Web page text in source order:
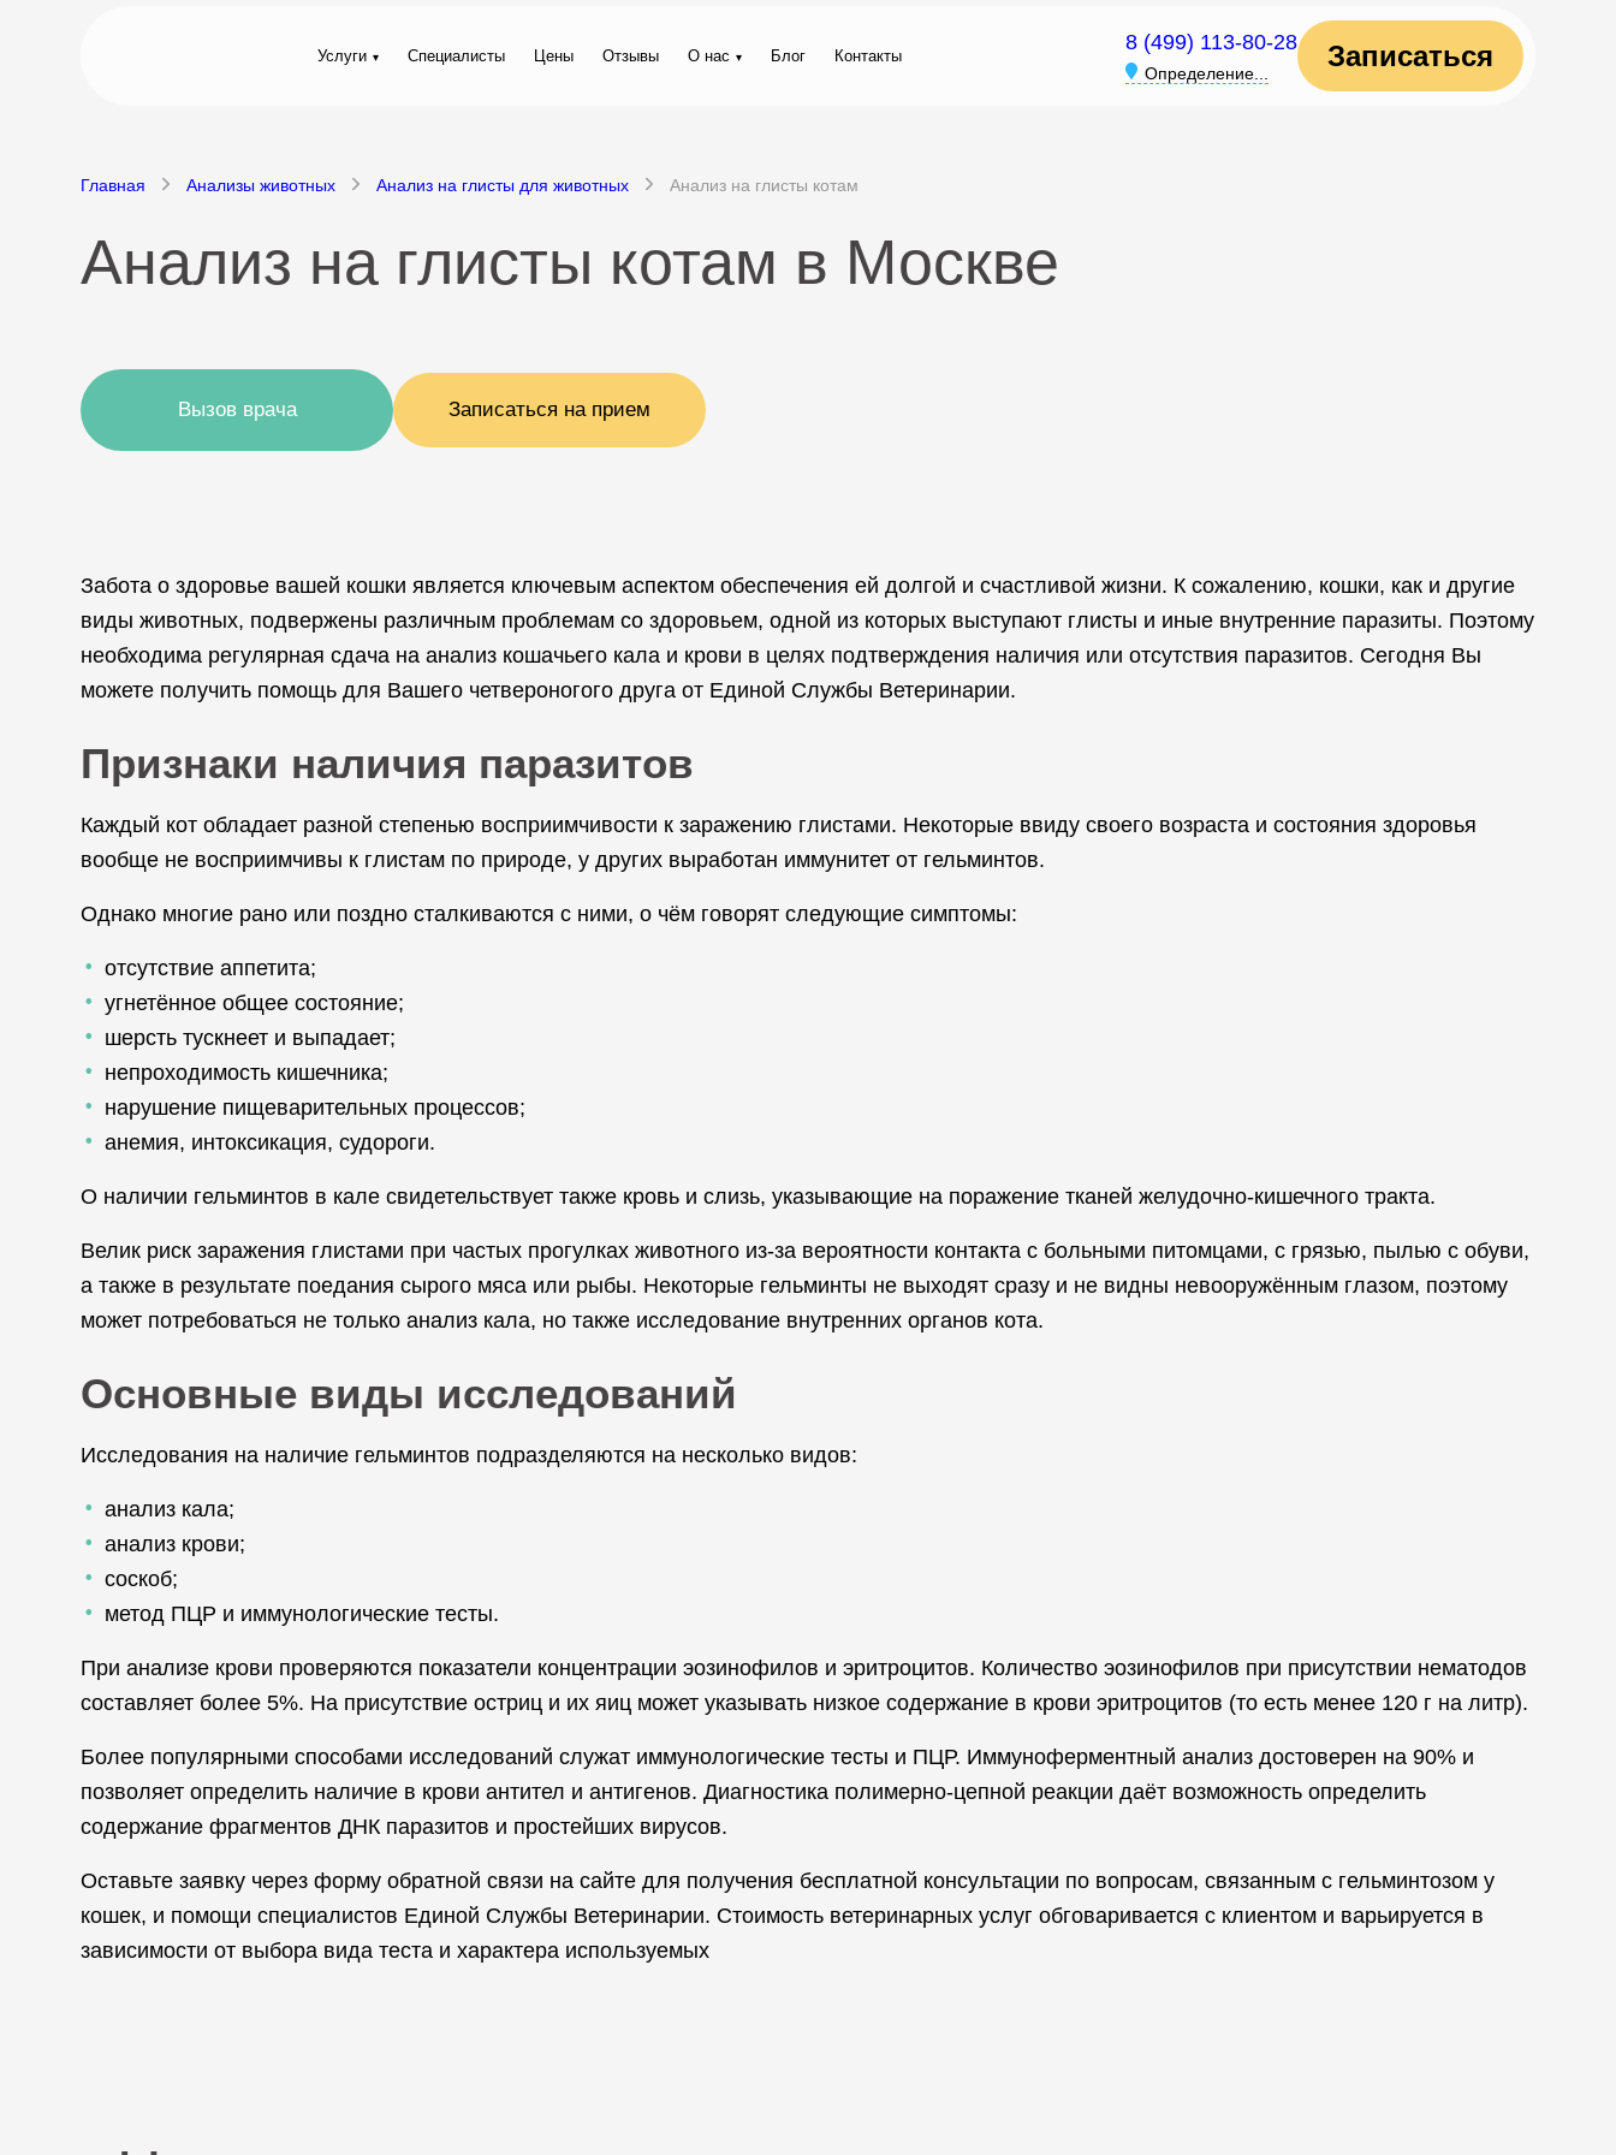
Услуги Специалисты Цены Отзывы О нас Блог Контакты
8 (499) 113-80-28
Определение...
Записаться
Главная Анализы животных Анализ на глисты для животных Анализ на глисты котам
Анализ на глисты котам в Москве
Вызов врача Записаться на прием
Забота о здоровье вашей кошки является ключевым аспектом обеспечения ей долгой и счастливой жизни. К сожалению, кошки, как и другие
виды животных, подвержены различным проблемам со здоровьем, одной из которых выступают глисты и иные внутренние паразиты. Поэтому
необходима регулярная сдача на анализ кошачьего кала и крови в целях подтверждения наличия или отсутствия паразитов. Сегодня Вы
можете получить помощь для Вашего четвероногого друга от Единой Службы Ветеринарии.
Признаки наличия паразитов
Каждый кот обладает разной степенью восприимчивости к заражению глистами. Некоторые ввиду своего возраста и состояния здоровья
вообще не восприимчивы к глистам по природе, у других выработан иммунитет от гельминтов.
Однако многие рано или поздно сталкиваются с ними, о чём говорят следующие симптомы:
отсутствие аппетита;
угнетённое общее состояние;
шерсть тускнеет и выпадает;
непроходимость кишечника;
нарушение пищеварительных процессов;
анемия, интоксикация, судороги.
О наличии гельминтов в кале свидетельствует также кровь и слизь, указывающие на поражение тканей желудочно-кишечного тракта.
Велик риск заражения глистами при частых прогулках животного из-за вероятности контакта с больными питомцами, с грязью, пылью с обуви,
а также в результате поедания сырого мяса или рыбы. Некоторые гельминты не выходят сразу и не видны невооружённым глазом, поэтому
может потребоваться не только анализ кала, но также исследование внутренних органов кота.
Основные виды исследований
Исследования на наличие гельминтов подразделяются на несколько видов:
анализ кала;
анализ крови;
соскоб;
метод ПЦР и иммунологические тесты.
При анализе крови проверяются показатели концентрации эозинофилов и эритроцитов. Количество эозинофилов при присутствии нематодов
составляет более 5%. На присутствие остриц и их яиц может указывать низкое содержание в крови эритроцитов (то есть менее 120 г на литр).
Более популярными способами исследований служат иммунологические тесты и ПЦР. Иммуноферментный анализ достоверен на 90% и
позволяет определить наличие в крови антител и антигенов. Диагностика полимерно-цепной реакции даёт возможность определить
содержание фрагментов ДНК паразитов и простейших вирусов.
Оставьте заявку через форму обратной связи на сайте для получения бесплатной консультации по вопросам, связанным с гельминтозом у
кошек, и помощи специалистов Единой Службы Ветеринарии. Стоимость ветеринарных услуг обговаривается с клиентом и варьируется в
зависимости от выбора вида теста и характера используемых